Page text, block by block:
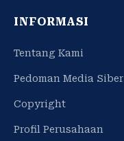
INFORMASI
Tentang Kami
Pedoman Media Siber
Copyright
Profil Perusahaan